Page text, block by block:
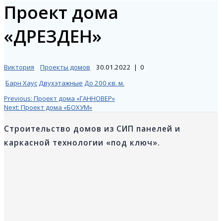
Проект дома
«ДРЕЗДЕН»
Виктория Проекты домов 30.01.2022 | 0
Барн Хаус Двухэтажные До 200 кв. м.
Навигация
по
записям
Previous: Previous
post:
Проект дома «ГАННОВЕР»
Next: Next
Проект дома «БОХУМ»
Строительство домов из СИП панелей и
каркасной технологии «под ключ».